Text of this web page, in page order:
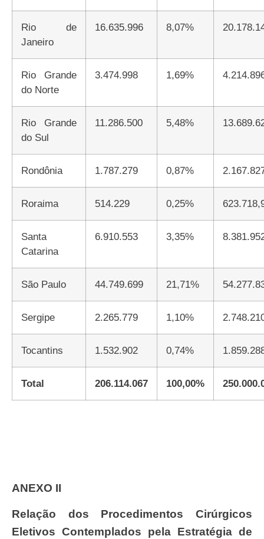
Rio de
Janeiro
16.635.996 8,07%
Rio Grande
do Norte
3.474.998 1,69%
Rio Grande
do Sul
11.286.500 5,48%
Rondônia 1.787.279 0,87%
Roraima 514.229 0,25%
Santa
Catarina
6.910.553 3,35%
São Paulo 44.749.699 21,71%
Sergipe 2.265.779 1,10%
Tocantins 1.532.902 0,74%
Total 206.114.067 100,00%
ANEXO II
Relação dos Procedimentos Cirúrgicos
Eletivos Contemplados pela Estratégia de